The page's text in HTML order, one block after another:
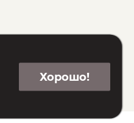
Хорошо!